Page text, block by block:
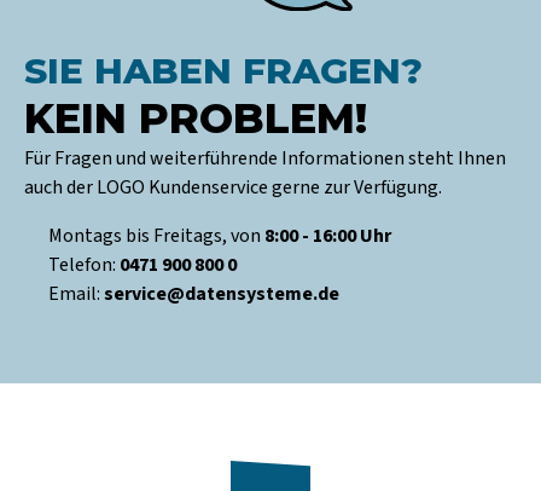
SIE HABEN FRAGEN?
KEIN PROBLEM!
Für Fragen und weiterführende Informationen steht Ihnen
auch der LOGO Kundenservice gerne zur Verfügung.
Montags bis Freitags, von 8:00 - 16:00 Uhr
Telefon: 0471 900 800 0
Email:service@datensysteme.de